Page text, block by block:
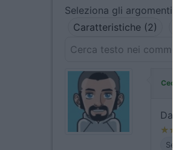
Seleziona gli
Caratteristiche (2)